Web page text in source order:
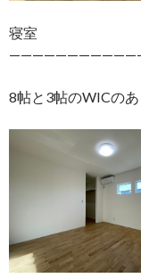
寝室
8帖と3帖のWICの